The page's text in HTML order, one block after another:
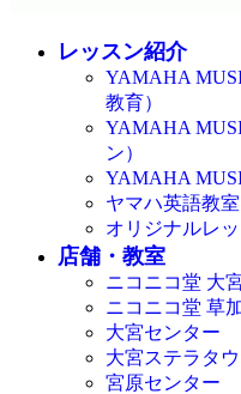
レッスン紹介
YAMAHA
教育）
YAMAHA
ン）
YAMAHA
ヤマハ英語教室
オリジナルレ
店舗・教室
ニコニコ堂 大
ニコニコ堂 草
大宮センター
大宮ステラタ
宮原センター